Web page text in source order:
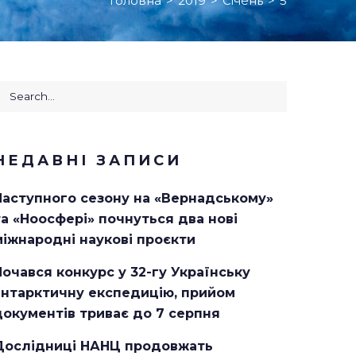
ЗАПИСИ
сезону на «Вернадському»
«Ноосфері» почнуться два нові
наукові проєкти
конкурс у 32-гу Українську
експедицію, прийом
триває до 7 серпня
НАНЦ продовжать